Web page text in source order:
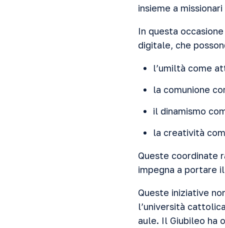
insieme a
In questa
digitale, che
l’umiltà come
la comunione
il dinamismo
la creatività
Queste coordinate
impegna a portare
Queste iniziative
l’università
aule. Il Giubileo ha